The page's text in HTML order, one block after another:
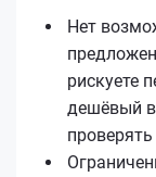
Нет
рискуете
дешёвый